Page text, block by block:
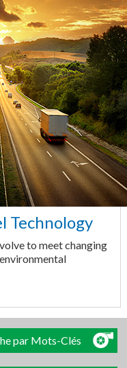
Technology
to meet changing
par Mots-Clés